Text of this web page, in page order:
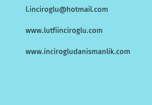
l.inciroglu@hotmail.com
www.lutfiinciroglu.com
www.incirogludanismanlik.com